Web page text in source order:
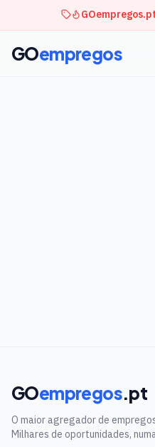
GOempregos
GOempregos.pt
O maior agregador de
Milhares de oportunidades,